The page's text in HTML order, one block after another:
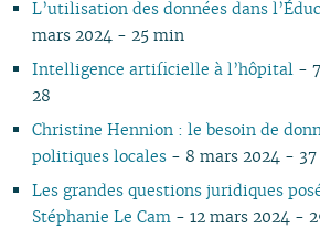
01 02
01
02
01
02
02
03
02
02 03
03
01
L’utilisation des données dans
mars 2024 - 25 min
Intelligence artificielle à l’hôpital -
28
Christine Hennion : le besoin de
politiques locales- 8 mars 2024 -
Les grandes questions juridiques
Stéphanie Le Cam - 12 mars 2024 -